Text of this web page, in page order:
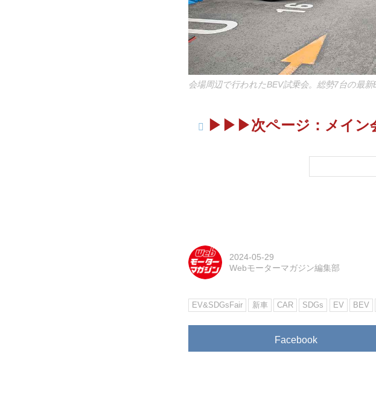
会場周辺で行われたBEV試乗会。総勢7台の最
▶︎▶︎▶︎次ページ：メイン
2024-05-29
Webモーターマガジン編集部
EV&SDGsFair 新車 CAR SDGs EV BEV
Facebook